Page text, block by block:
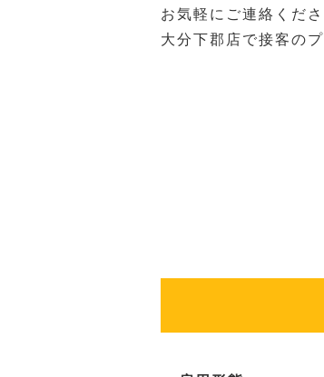
お気軽にご連絡くださ
大分下郡店で接客の